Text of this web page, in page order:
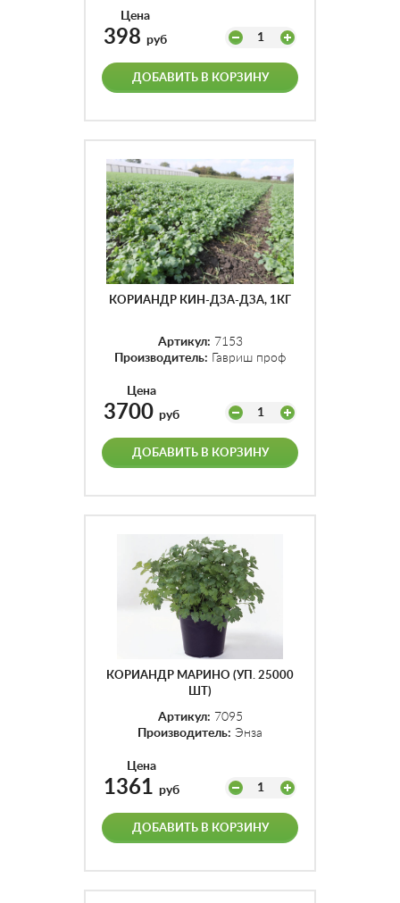
Цена
398 руб 1
ДОБАВИТЬ В КОРЗИНУ
КОРИАНДР КИН-ДЗА-ДЗА, 1КГ
Артикул: 7153
Производитель: Гавриш проф
Цена
3700 руб 1
ДОБАВИТЬ В КОРЗИНУ
КОРИАНДР МАРИНО (УП. 25000
ШТ)
Артикул: 7095
Производитель: Энза
Цена
1361 руб 1
ДОБАВИТЬ В КОРЗИНУ